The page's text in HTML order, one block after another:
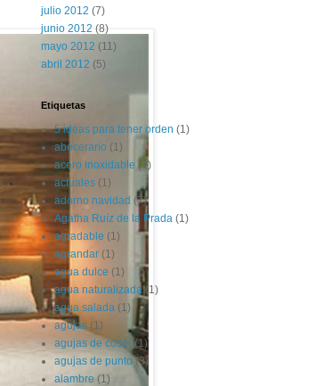
julio 2012 (7)
junio 2012 (8)
mayo 2012 (11)
abril 2012 (5)
Etiquetas
5 ideas para tener orden (1)
abecerario (1)
acero inoxidable (1)
actuales (1)
adorno navidad (7)
Agatha Ruíz de la Prada (1)
agradable (1)
agrandar (1)
agua dulce (1)
agua naturalizada (1)
agua salada (1)
agujas (1)
agujas de coser (1)
agujas de punto (3)
alambre (1)